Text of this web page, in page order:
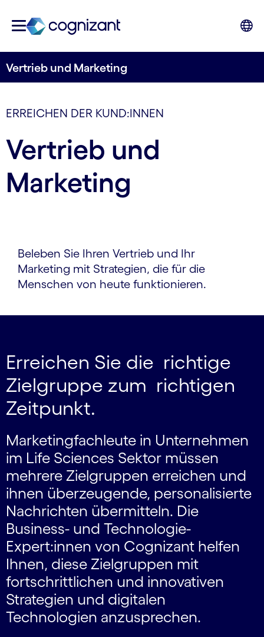
Vertrieb und Marketing
ERREICHEN DER KUND:INNEN
Vertrieb und
Marketing
Beleben Sie Ihren Vertrieb und Ihr
Marketing mit Strategien, die für die
Menschen von heute funktionieren.
Erreichen Sie die richtige
Zielgruppe zum richtigen
Zeitpunkt.
Marketingfachleute in Unternehmen
im Life Sciences Sektor müssen
mehrere Zielgruppen erreichen und
ihnen überzeugende, personalisierte
Nachrichten übermitteln. Die
Business- und Technologie-
Expert:innen von Cognizant helfen
Ihnen, diese Zielgruppen mit
fortschrittlichen und innovativen
Strategien und digitalen
Technologien anzusprechen.